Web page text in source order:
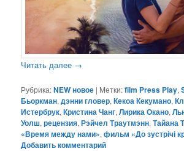
Читать далее →
Рубрика:NEW новое | Метки:film Press Play,
Бьоркман,дэнни гловер,Кекоа Кекумано,
Истербрук,Кристина Чанг,Лирика Окано,
Уолш,рецензия,Рэйчел Траутмэнн,Тайана
«Время между нами»,фильм «До зустрічі
Добавить комментарий